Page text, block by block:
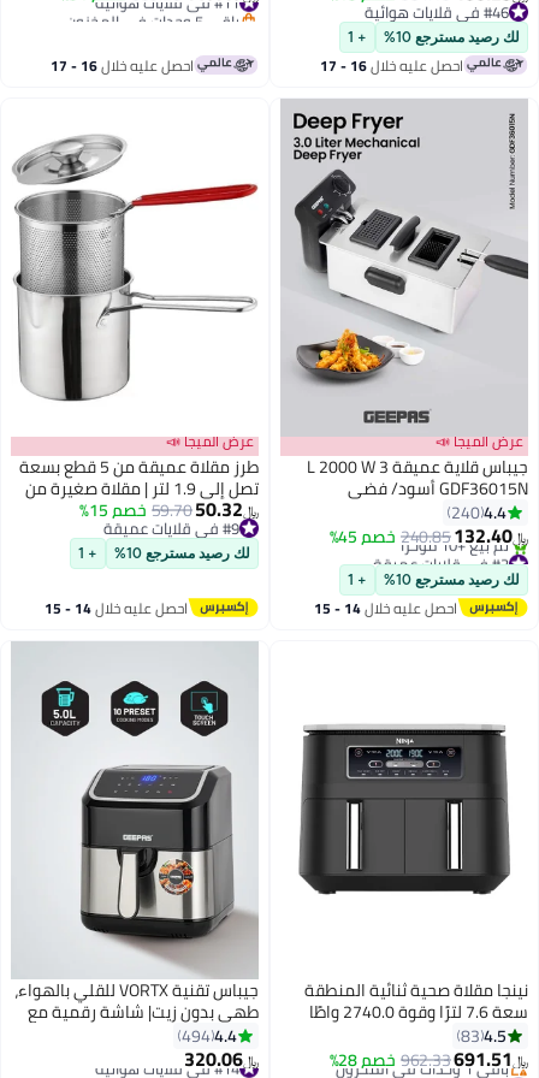
سعة عائلية، باب قابل للإزالة، سهل
التنظيف، أسود/فضي
#46 في قلايات هوائية
#46 في قلايات هوائية
لك رصيد مسترجع 10% + 1
احصل عليه خلال 16 - 17
RapidAir Plus، 6.2 لتر 1700 واط باقي 5 وحدات في المخزون
#11 في قلايات هوائية
احصل عليه خلال 16 - 17
عرض الميجا 📣
جيباس قلاية عميقة 3 L 2000 W
GDF36015N أسود/ فضي
4.4
240
﷼‏132.40
240.85خصم 45%
#2 في قلايات عميقة
أقل سعر في 30 يوم
تم بيع +10 مؤخرًا
#2 في قلايات عميقة
لك رصيد مسترجع 10% + 1
احصل عليه خلال 14 - 15
عرض الميجا 📣
طرز مقلاة عميقة من 5 قطع بسعة
تصل إلى 1.9 لتر | مقلاة صغيرة من
شبكة تعبئة الزيت ومشبك | غير
لاصقة للاستخدام على موقد الغاز
والتخييم والمنزل
﷼‏50.32
59.70خصم 15%
#9 في قلايات عميقة
#9 في قلايات عميقة
لك رصيد مسترجع 10% + 1
احصل عليه خلال 14 - 15
نينجا مقلاة صحية ثنائية المنطقة
سعة 7.6 لترًا وقوة 2740.0 واطًا
AF300ME رمادي 7.6 L 2470 W
AF300ME/AF300EU رمادي
4.5
83
﷼‏691.51
962.33خصم 28%
جيباس تقنية VORTX للقلي بالهواء،
طهي بدون زيت| شاشة رقمية مع
4.4
494
﷼‏320.06
#14 في قلايات هوائية